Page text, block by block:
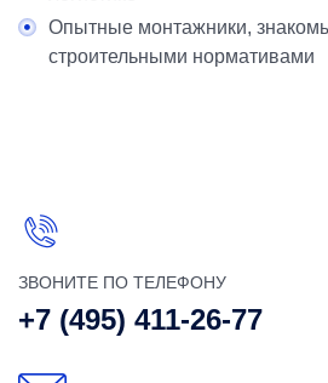
Опытные монтажники,
строительными нормативами
ЗВОНИТЕ ПО ТЕЛЕФОНУ
+7 (495) 411-26-77